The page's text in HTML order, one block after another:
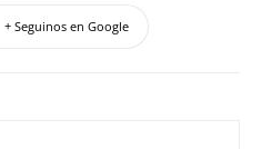
+ Seguinos en Google